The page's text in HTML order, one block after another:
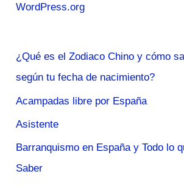
WordPress.org
¿Qué es el Zodiaco Chino y cómo
según tu fecha de nacimiento?
Acampadas libre por España
Asistente
Barranquismo en España y Todo lo
Saber